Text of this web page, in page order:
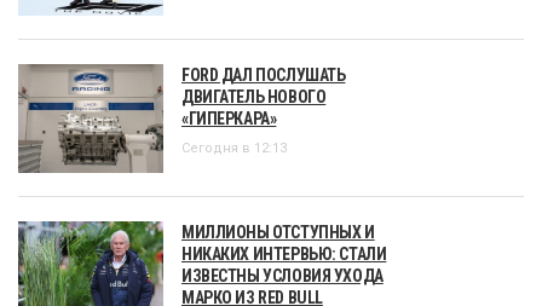
FORD ДАЛ ПОСЛУШАТЬ
ДВИГАТЕЛЬ НОВОГО
«ГИПЕРКАРА»
Сегодня в 12:13
МИЛЛИОНЫ ОТСТУПНЫХ И
НИКАКИХ ИНТЕРВЬЮ: СТАЛИ
ИЗВЕСТНЫ УСЛОВИЯ УХОДА
МАРКО ИЗ RED BULL